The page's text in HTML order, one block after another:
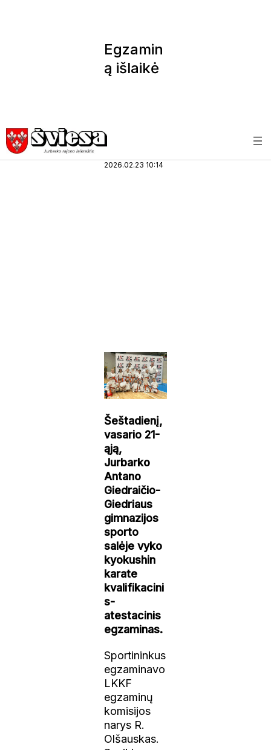
Egzamin
ą išlaikė
2026.02.23 10:14
Šeštadienį,
vasario 21-
ąją,
Jurbarko
Antano
Giedraičio-
Giedriaus
gimnazijos
sporto
salėje vyko
kyokushin
karate
kvalifikacini
s-
atestacinis
egzaminas.
Sportininkus
egzaminavo
LKKF
egzaminų
komisijos
narys R.
Olšauskas.